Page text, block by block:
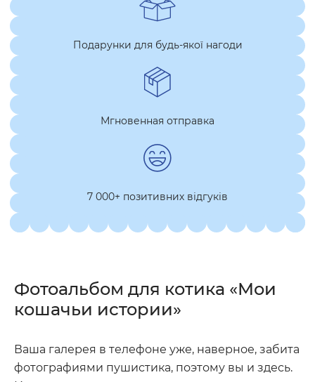
Подарунки для будь-якої нагоди
Мгновенная отправка
7 000+ позитивних відгуків
Фотоальбом для котика «Мои
кошачьи истории»
Ваша галерея в телефоне уже, наверное, забита
фотографиями пушистика, поэтому вы и здесь.